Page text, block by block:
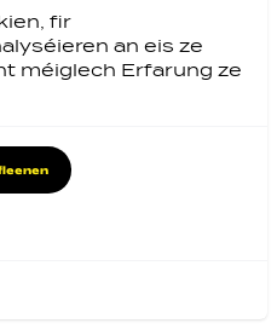
fir
an eis ze
méiglech Erfarung ze